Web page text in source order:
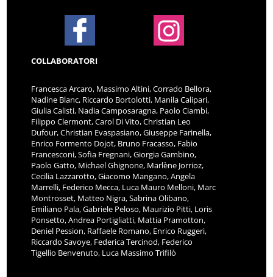
COLLABORATORI
Francesca Arcaro, Massimo Altini, Corrado Bellora,
Nadine Blanc, Riccardo Bortolotti, Manila Calipari,
Giulia Calisti, Nadia Camposaragna, Paolo Ciambi,
Filippo Clermont, Carol Di Vito, Christian Leo
Dufour, Christian Evaspasiano, Giuseppe Farinella,
Enrico Formento Dojot, Bruno Fracasso, Fabio
Francesconi, Sofia Fregnani, Giorgia Gambino,
Paolo Gatto, Michael Ghignone, Marlène Jorrioz,
Cecilia Lazzarotto, Giacomo Mangano, Angela
Marrelli, Federico Mecca, Luca Mauro Melloni, Marc
Montrosset, Matteo Nigra, Sabrina Olibano,
Emiliano Pala, Gabriele Peloso, Maurizio Pitti, Loris
Ponsetto, Andrea Portigliatti, Mattia Pramotton,
Deniel Pession, Raffaele Romano, Enrico Ruggeri,
Riccardo Savoye, Federica Tercinod, Federico
Tigellio Benvenuto, Luca Massimo Trifilò